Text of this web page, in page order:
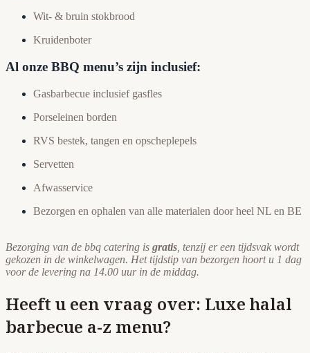
Wit- & bruin stokbrood
Kruidenboter
Al onze BBQ menu’s zijn inclusief:
Gasbarbecue inclusief gasfles
Porseleinen borden
RVS bestek, tangen en opscheplepels
Servetten
Afwasservice
Bezorgen en ophalen van alle materialen door heel NL en BE
Bezorging van de bbq catering is gratis , tenzij er een tijdsvak wordt
gekozen in de winkelwagen. Het tijdstip van bezorgen hoort u 1 dag
voor de levering na 14.00 uur in de middag.
Heeft u een vraag over: Luxe halal
barbecue a-z menu?